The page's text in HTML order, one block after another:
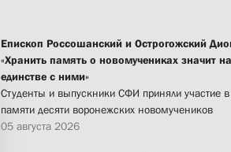
Епископ Россошанский и Острогожский
«Хранить память о новомучениках значит
единстве с ними»
Студенты и выпускники СФИ приняли участие
памяти десяти воронежских новомучеников
05 августа 2026